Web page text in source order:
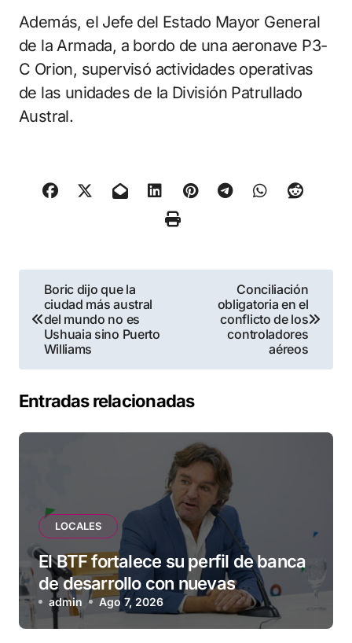
Además, el Jefe del Estado Mayor General
de la Armada, a bordo de una aeronave P3-
C Orion, supervisó actividades operativas
de las unidades de la División Patrullado
Austral.
Navegación
de
entradas
Boric dijo que la
ciudad más austral
del mundo no es
Ushuaia sino Puerto
Williams
Conciliación
obligatoria en el
conflicto de los
controladores
aéreos
Entradas relacionadas
LOCALES
El BTF fortalece su perfil de banca
de desarrollo con nuevas
herramientas para familias y
empresas
admin Ago 7, 2026